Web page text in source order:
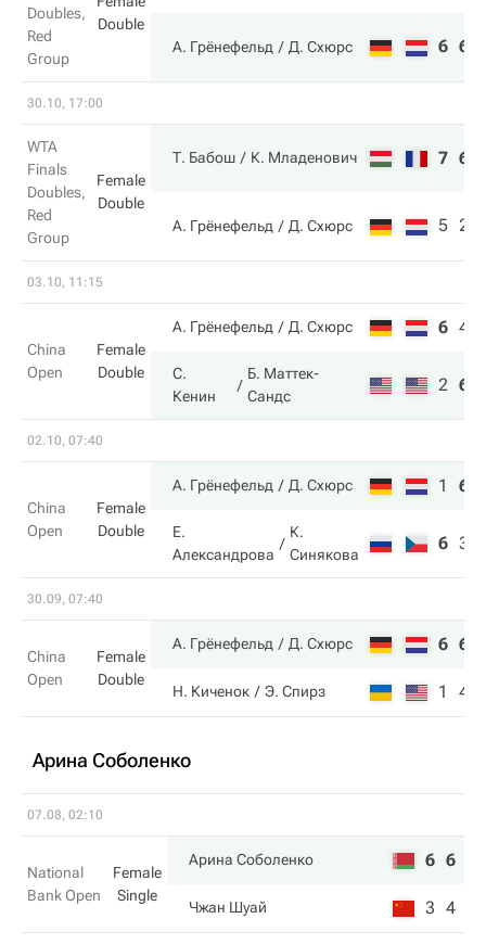
Doubles,
Red
Group
Double
А. Грёнефельд Д. Схюрс 6 6
30.10, 17:00
WTA
Finals
Doubles,
Red
Group
Female
Double
Т. Бабош К. Младенович 7 6
А. Грёнефельд Д. Схюрс 5 2
03.10, 11:15
China
Open
Female
Double
А. Грёнефельд Д. Схюрс 6 4
С.
Кенин
Б. Маттек-
Сандс
2 6
02.10, 07:40
China
Open
Female
Double
А. Грёнефельд Д. Схюрс 1 6
Е.
Александрова
К.
Синякова
6 3
30.09, 07:40
China
Open
Female
Double
А. Грёнефельд Д. Схюрс 6 6
Н. Киченок Э. Спирз 1 4
Арина Соболенко
07.08, 02:10
National
Bank Open
Female
Single
Арина Соболенко 6 6
Чжан Шуай 3 4